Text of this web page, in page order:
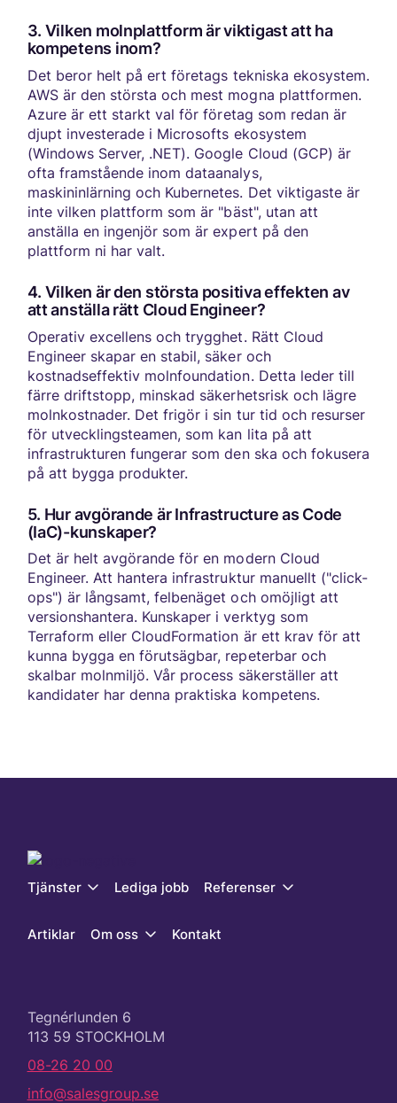
3. Vilken molnplattform är viktigast att ha
kompetens inom?
Det beror helt på ert företags tekniska ekosystem.
AWS är den största och mest mogna plattformen.
Azure är ett starkt val för företag som redan är
djupt investerade i Microsofts ekosystem
(Windows Server, .NET). Google Cloud (GCP) är
ofta framstående inom dataanalys,
maskininlärning och Kubernetes. Det viktigaste är
inte vilken plattform som är "bäst", utan att
anställa en ingenjör som är expert på den
plattform ni har valt.
4. Vilken är den största positiva effekten av
att anställa rätt Cloud Engineer?
Operativ excellens och trygghet. Rätt Cloud
Engineer skapar en stabil, säker och
kostnadseffektiv molnfoundation. Detta leder till
färre driftstopp, minskad säkerhetsrisk och lägre
molnkostnader. Det frigör i sin tur tid och resurser
för utvecklingsteamen, som kan lita på att
infrastrukturen fungerar som den ska och fokusera
på att bygga produkter.
5. Hur avgörande är Infrastructure as Code
(IaC)-kunskaper?
Det är helt avgörande för en modern Cloud
Engineer. Att hantera infrastruktur manuellt ("click-
ops") är långsamt, felbenäget och omöjligt att
versionshantera. Kunskaper i verktyg som
Terraform eller CloudFormation är ett krav för att
kunna bygga en förutsägbar, repeterbar och
skalbar molnmiljö. Vår process säkerställer att
kandidater har denna praktiska kompetens.
Tjänster Lediga jobb Referenser
Artiklar Om oss Kontakt
Tegnérlunden 6
113 59 STOCKHOLM
08-26 20 00
info@salesgroup.se